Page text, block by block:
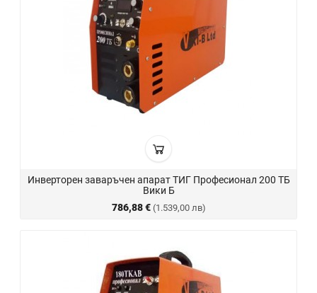
Инверторен заваръчен апарат ТИГ Професионал 200 ТБ
Вики Б
786,88 € (1.539,00 лв)